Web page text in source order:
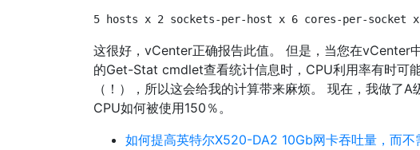
5 hosts x 2 sockets-per-host x 6 cores-per-socket x
这很好，vCenter正确报告此值。 但是，当您在vCenter
的Get-Stat cmdlet查看统计信息时，CPU利用率有时可
（！），所以这会给我的计算带来麻烦。 现在，我做了
CPU如何被使用150％。
如何提高英特尔X520-DA2 10Gb网卡吞吐量，而不